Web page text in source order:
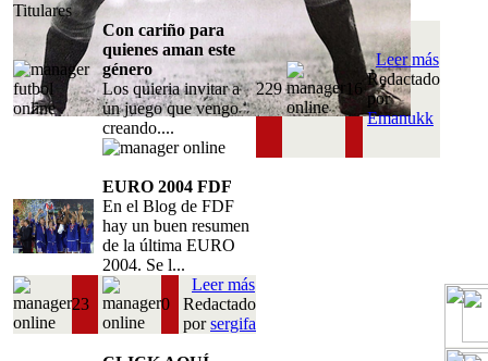
Titulares
Con cariño para
quienes aman este
género
Los quieria invitar a
un juego que vengo
creando....
229 16
Leer más
Redactado
por
Emanukk
EURO 2004 FDF
En el Blog de FDF
hay un buen resumen
de la última EURO
2004. Se l...
23 0
Leer más
Redactado
porsergifa